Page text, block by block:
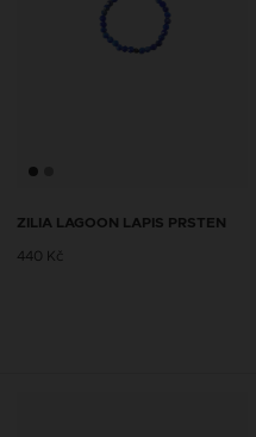
ZILIA LAGOON LAPIS PRSTEN
440 Kč